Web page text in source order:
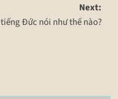
Next:
Đức nói như thế nào?